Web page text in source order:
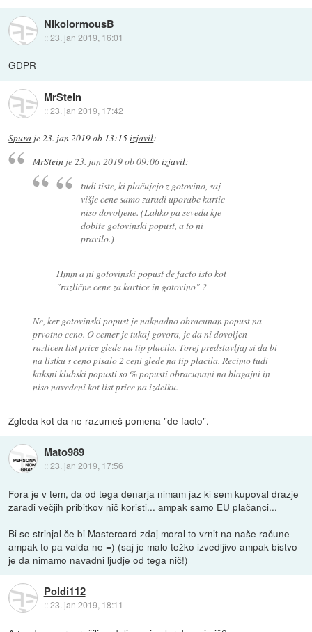
NikolormousB
::23. jan 2019, 16:01
GDPR
MrStein
::23. jan 2019, 17:42
Spura je23. jan 2019 ob 13:15izjavil:
MrSteinje23. jan 2019 ob 09:06izjavil:
tudi tiste, ki plačujejo z gotovino, saj
višje cene samo zaradi uporabe kartic
niso dovoljene. (Lahko pa seveda kje
dobite gotovinski popust, a to ni
pravilo.)
Hmm a ni gotovinski popustde factoisto kot
"različne cene za kartice in gotovino" ?
Ne, ker gotovinski popust je naknadno obracunan popust na
prvotno ceno. O cemer je tukaj govora, je da ni dovoljen
razlicen list price glede na tip placila. Torej predstavljaj si da bi
na listku s ceno pisalo 2 ceni glede na tip placila. Recimo tudi
kaksni klubski popusti so % popusti obracunani na blagajni in
niso navedeni kot list price na izdelku.
Zgleda kot da ne razumeš pomena "de facto".
Mato989
::23. jan 2019, 17:56
Fora je v tem, da od tega denarja nimam jaz ki sem kupoval drazje
zaradi večjih pribitkov nič koristi... ampak samo EU plačanci...
Bi se strinjal če bi Mastercard zdaj moral to vrnit na naše račune
ampak to pa valda ne =) (saj je malo težko izvedljivo ampak bistvo
je da nimamo navadni ljudje od tega nič!)
Poldi112
::23. jan 2019, 18:11